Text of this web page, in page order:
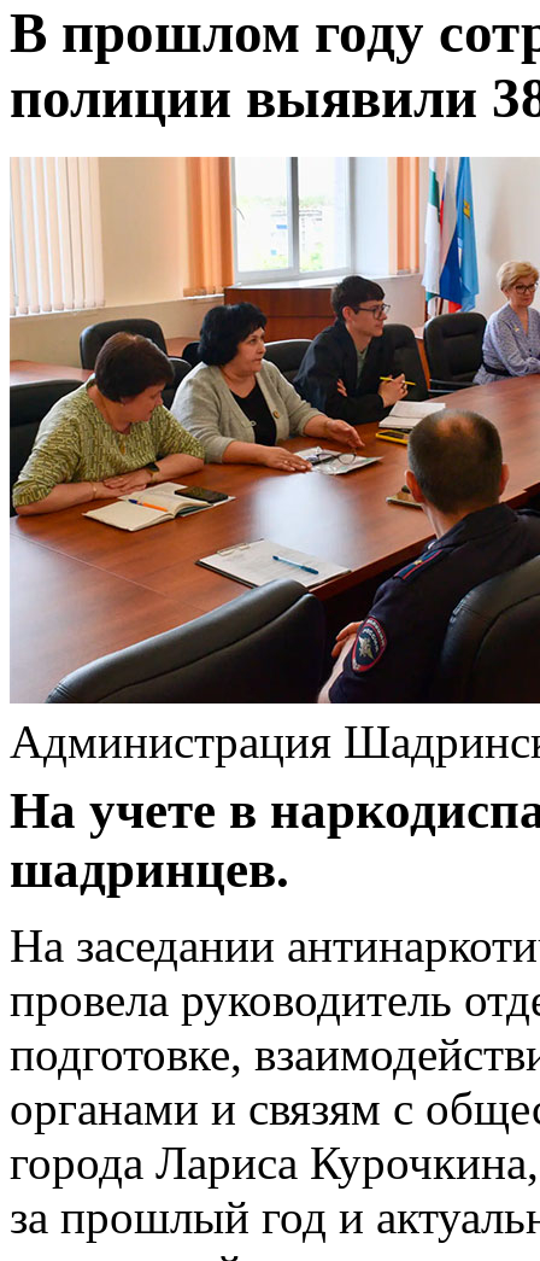
В прошлом году
полиции выявили
Администрация
На учете в
шадринцев.
На заседании
провела руководитель
подготовке,
органами и связям с
города Лариса
за прошлый год и